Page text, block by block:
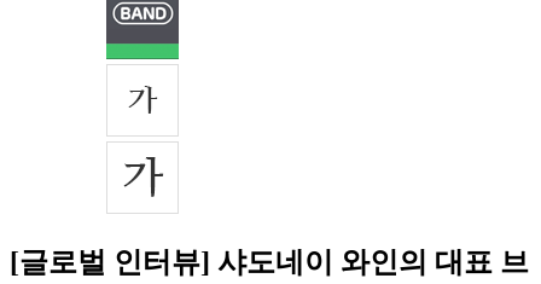
[글로벌 인터뷰] 샤도네이 와인의 대표 브